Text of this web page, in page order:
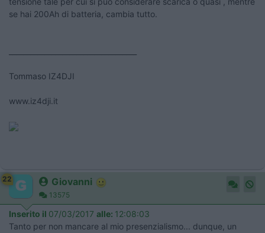
se hai 200Ah di batteria, cambia tutto.
Tommaso IZ4DJI
www.iz4dji.it
22 Giovanni
13575
Inserito il 07/03/2017 alle: 12:08:03
Tanto per non mancare al mio presenzialismo... dunque, un